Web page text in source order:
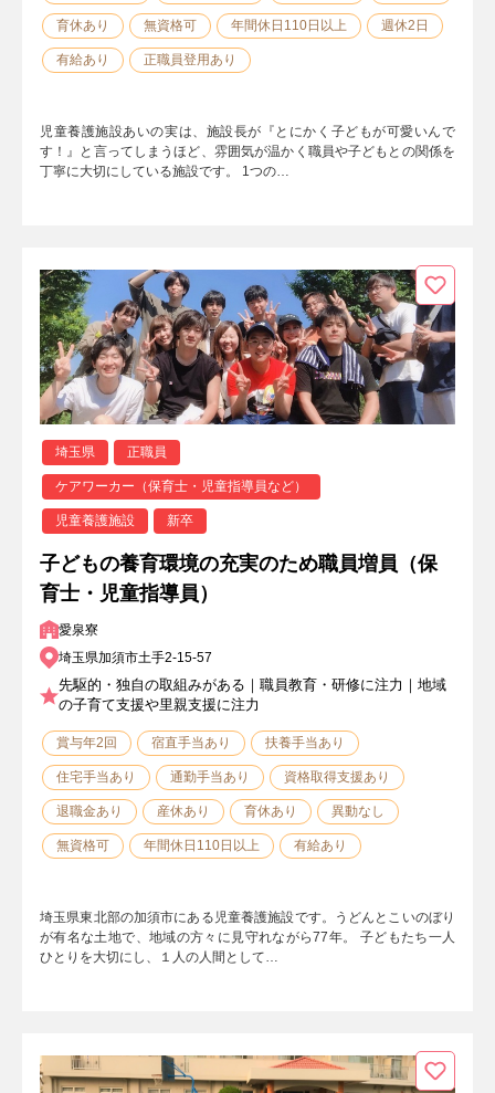
育休あり 無資格可 年間休日110日以上 週休2日
有給あり 正職員登用あり
児童養護施設あいの実は、施設長が『とにかく子どもが可愛いんで
す！』と言ってしまうほど、雰囲気が温かく職員や子どもとの関係を
丁寧に大切にしている施設です。 1つの…
埼玉県 正職員
ケアワーカー（保育士・児童指導員など）
児童養護施設 新卒
子どもの養育環境の充実のため職員増員（保
育士・児童指導員）
愛泉寮
埼玉県加須市土手2-15-57
先駆的・独自の取組みがある｜職員教育・研修に注力｜地域
の子育て支援や里親支援に注力
賞与年2回 宿直手当あり 扶養手当あり
住宅手当あり 通勤手当あり 資格取得支援あり
退職金あり 産休あり 育休あり 異動なし
無資格可 年間休日110日以上 有給あり
埼玉県東北部の加須市にある児童養護施設です。うどんとこいのぼり
が有名な土地で、地域の方々に見守れながら77年。 子どもたち一人
ひとりを大切にし、１人の人間として…